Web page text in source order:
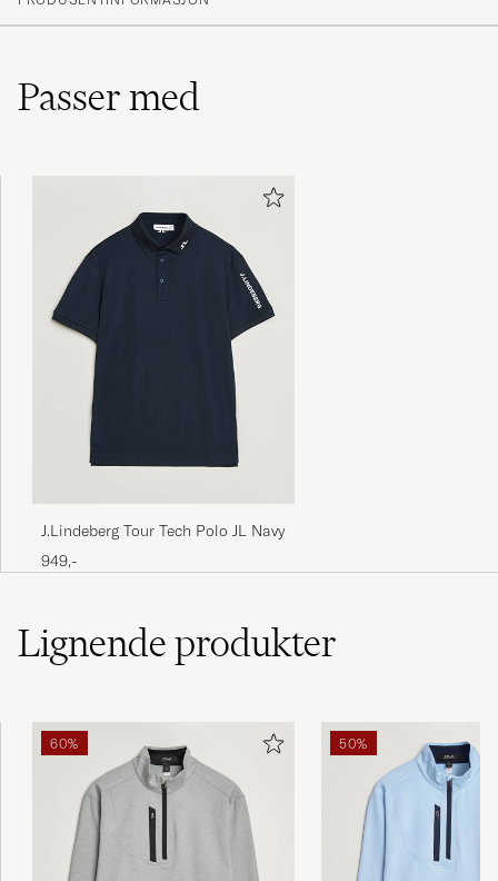
Passer med
J.Lindeberg Tour Tech Polo JL Navy
949,-
Lignendeprodukter
60% 50%